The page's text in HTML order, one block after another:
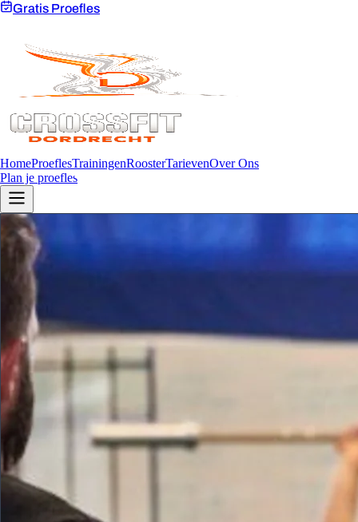
Gratis Proefles
HomeProeflesTrainingenRoosterTarievenOver Ons
Plan je proefles